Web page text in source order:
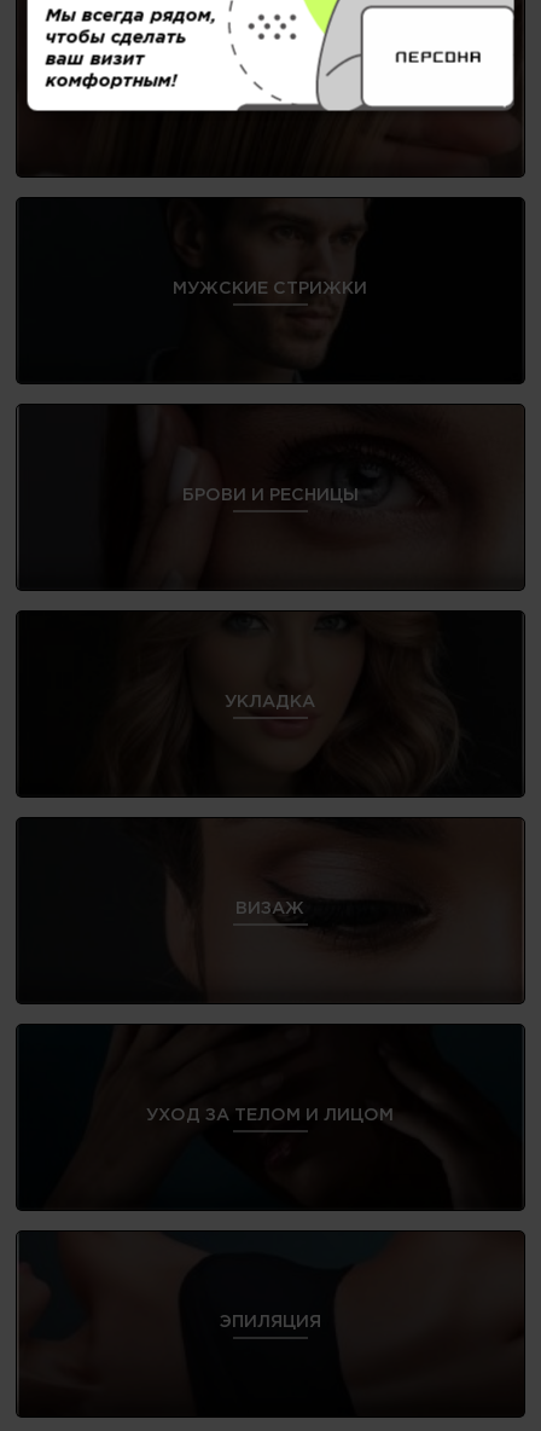
УХОД И ВОССТАНОВЛЕНИЕ ВОЛОС
МУЖСКИЕ СТРИЖКИ
БРОВИ И РЕСНИЦЫ
УКЛАДКА
ВИЗАЖ
УХОД ЗА ТЕЛОМ И ЛИЦОМ
ЭПИЛЯЦИЯ
Мы всегда рядом,
чтобы сделать
ваш визит
комфортным!